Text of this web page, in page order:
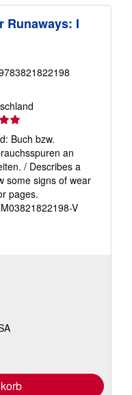
Runaways: I
Buch bzw.
an
/ Describes a
some signs of wear
pages.
V